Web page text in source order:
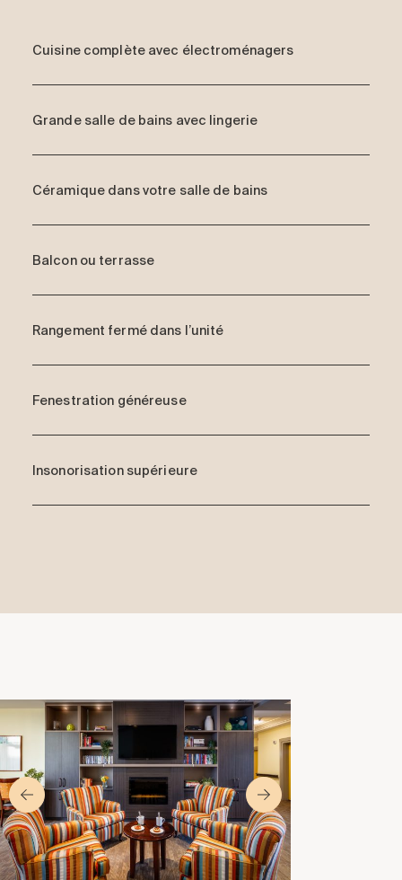
Cuisine complète avec électroménagers
Grande salle de bains avec lingerie
Céramique dans votre salle de bains
Balcon ou terrasse
Rangement fermé dans l’unité
Fenestration généreuse
Insonorisation supérieure